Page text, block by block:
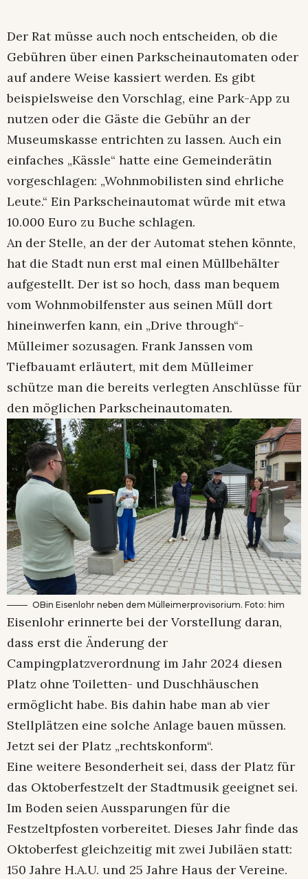
Der Rat müsse auch noch entscheiden, ob die
Gebühren über einen Parkscheinautomaten oder
auf andere Weise kassiert werden. Es gibt
beispielsweise den Vorschlag, eine Park-App zu
nutzen oder die Gäste die Gebühr an der
Museumskasse entrichten zu lassen. Auch ein
einfaches „Kässle“ hatte eine Gemeinderätin
vorgeschlagen: „Wohnmobilisten sind ehrliche
Leute.“ Ein Parkscheinautomat würde mit etwa
10.000 Euro zu Buche schlagen.
An der Stelle, an der der Automat stehen könnte,
hat die Stadt nun erst mal einen Müllbehälter
aufgestellt. Der ist so hoch, dass man bequem
vom Wohnmobilfenster aus seinen Müll dort
hineinwerfen kann, ein „Drive through“-
Mülleimer sozusagen. Frank Janssen vom
Tiefbauamt erläutert, mit dem Mülleimer
schütze man die bereits verlegten Anschlüsse für
den möglichen Parkscheinautomaten.
OBin Eisenlohr neben dem Mülleimerprovisorium. Foto: him
Eisenlohr erinnerte bei der Vorstellung daran,
dass erst die Änderung der
Campingplatzverordnung im Jahr 2024 diesen
Platz ohne Toiletten- und Duschhäuschen
ermöglicht habe. Bis dahin habe man ab vier
Stellplätzen eine solche Anlage bauen müssen.
Jetzt sei der Platz „rechtskonform“.
Eine weitere Besonderheit sei, dass der Platz für
das Oktoberfestzelt der Stadtmusik geeignet sei.
Im Boden seien Aussparungen für die
Festzeltpfosten vorbereitet. Dieses Jahr finde das
Oktoberfest gleichzeitig mit zwei Jubiläen statt:
150 Jahre H.A.U. und 25 Jahre Haus der Vereine.